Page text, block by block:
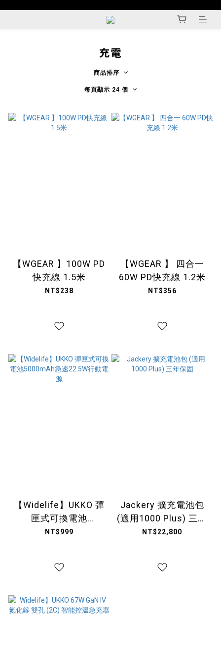
充電
商品排序
每頁顯示 24 個
【WGEAR 】100W PD
快充線 1.5米
NT$238
【WGEAR 】 四合一
60W PD快充線 1.2米
NT$356
【Widelife】UKKO 彈
匣式可換電池
5000mAh急速22.5W
NT$999
Jackery 擴充電池包
(適用1000 Plus) 三年
保固
NT$22,800